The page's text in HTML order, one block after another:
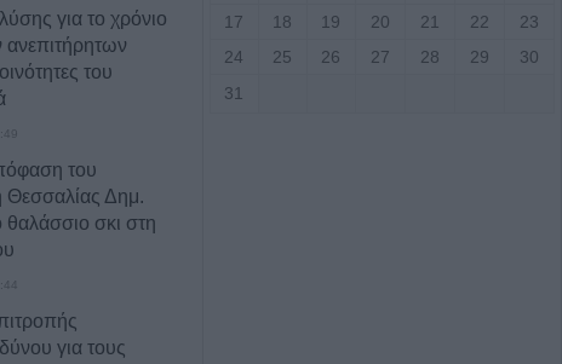
για το χρόνιο
του
του
Θεσσαλίας Δημ.
θαλάσσιο σκι στη
για τους
17
18 19 20 21 22
23
24
25 26 27 28 29
30
31